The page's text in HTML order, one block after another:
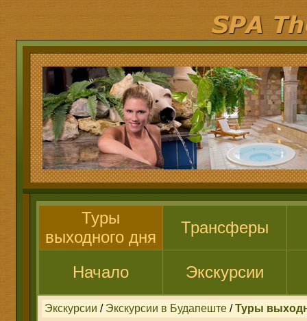
Туры
выходного дня
Трансферы
Начало Экскурсии
Экскурсии / Экскурсии в Будапеште /Туры